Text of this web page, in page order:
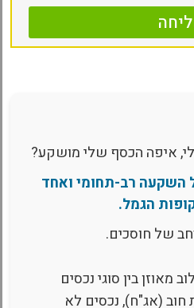
איפה הכסף שלי מושקע?
השקעה רב-תחומי ואחד
הגמל.
של חוסכים.
מאוזן בין סוגי נכסים
חוב (אג"ח), נכסים לא